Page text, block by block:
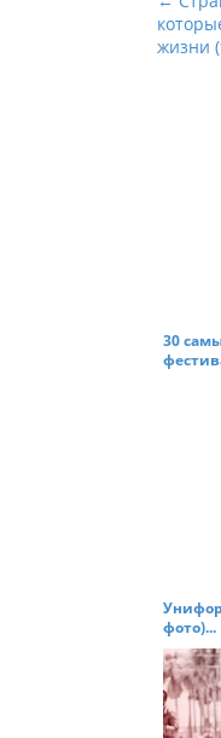
o
жизни
30
фото)...